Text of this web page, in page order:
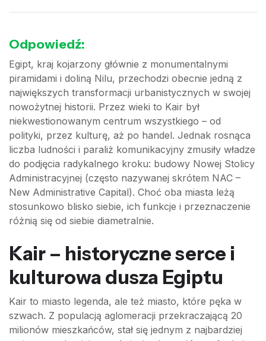
Odpowiedź:
Egipt, kraj kojarzony głównie z monumentalnymi
piramidami i doliną Nilu, przechodzi obecnie jedną z
największych transformacji urbanistycznych w swojej
nowożytnej historii. Przez wieki to Kair był
niekwestionowanym centrum wszystkiego – od
polityki, przez kulturę, aż po handel. Jednak rosnąca
liczba ludności i paraliż komunikacyjny zmusiły władze
do podjęcia radykalnego kroku: budowy Nowej Stolicy
Administracyjnej (często nazywanej skrótem NAC –
New Administrative Capital). Choć oba miasta leżą
stosunkowo blisko siebie, ich funkcje i przeznaczenie
różnią się od siebie diametralnie.
Kair – historyczne serce i
kulturowa dusza Egiptu
Kair to miasto legenda, ale też miasto, które pęka w
szwach. Z populacją aglomeracji przekraczającą 20
milionów mieszkańców, stał się jednym z najbardziej